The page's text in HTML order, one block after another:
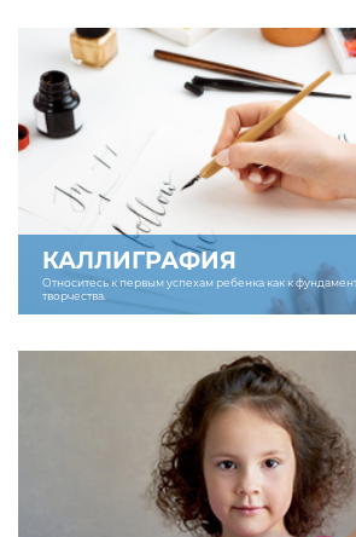
КАЛЛИГРАФИЯ
Относитесь к первым успехам ребенка как к
творчества.